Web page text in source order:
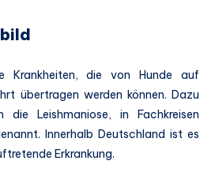
Krankheiten, die von Hunde auf
übertragen werden können. Dazu
die Leishmaniose, in Fachkreisen
Innerhalb Deutschland ist es
Erkrankung.